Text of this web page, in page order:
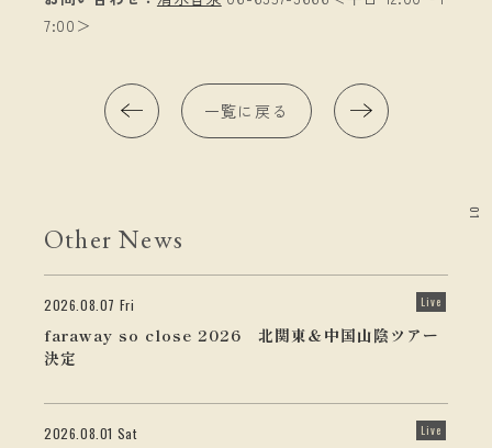
01
7:00＞
一覧に戻る
Other News
2026.08.07 Fri Live
faraway so close 2026 北関東＆中国山陰ツアー
決定
2026.08.01 Sat Live